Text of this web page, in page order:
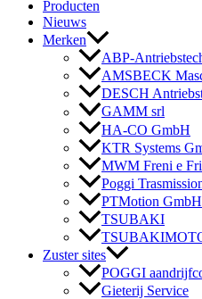
Producten
Nieuws
Merken
ABP-
AMSBECK
DESCH
GAMM srl
HA-CO GmbH
KTR Systems
MWM Freni e
Poggi
PTMotion GmbH
TSUBAKI
Zuster sites
POGGI
Gieterij Service